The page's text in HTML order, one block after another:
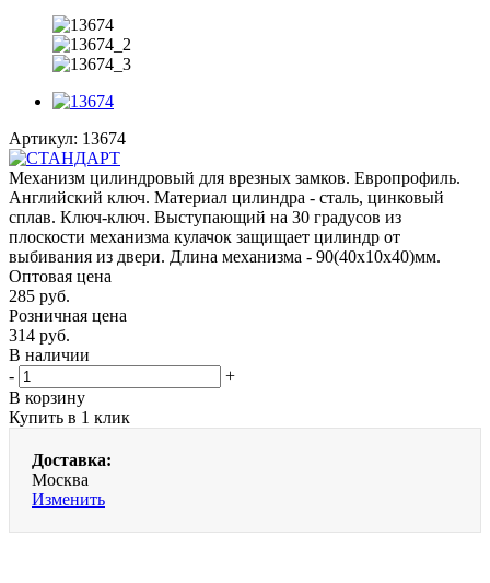
Артикул: 13674
Механизм цилиндровый для врезных замков. Европрофиль.
Английский ключ. Материал цилиндра - сталь, цинковый
сплав. Ключ-ключ. Выступающий на 30 градусов из
плоскости механизма кулачок защищает цилиндр от
выбивания из двери. Длина механизма - 90(40x10x40)мм.
Оптовая цена
285 руб.
Розничная цена
314 руб.
В наличии
-
+
В корзину
Купить в 1 клик
Доставка:
Москва
Изменить